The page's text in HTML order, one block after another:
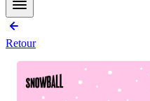
Retour